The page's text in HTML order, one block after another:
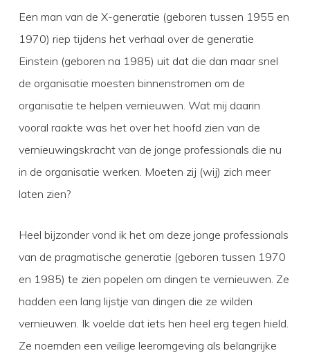
Een man van de X-generatie (geboren tussen 1955 en
1970) riep tijdens het verhaal over de generatie
Einstein (geboren na 1985) uit dat die dan maar snel
de organisatie moesten binnenstromen om de
organisatie te helpen vernieuwen. Wat mij daarin
vooral raakte was het over het hoofd zien van de
vernieuwingskracht van de jonge professionals die nu
in de organisatie werken. Moeten zij (wij) zich meer
laten zien?
Heel bijzonder vond ik het om deze jonge professionals
van de pragmatische generatie (geboren tussen 1970
en 1985) te zien popelen om dingen te vernieuwen. Ze
hadden een lang lijstje van dingen die ze wilden
vernieuwen. Ik voelde dat iets hen heel erg tegen hield.
Ze noemden een veilige leeromgeving als belangrijke